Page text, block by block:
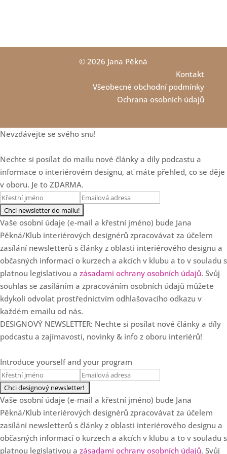
Pařízkovou
Jak navrhovat zodpovědně:
20:29
tajná zbraň pro úspěch v roce
Loading...
cenotvorbě designéra
Loading...
3 chyby v cenotvorbě
interiérových designérů
Loading...
SPECIÁL: Klub slaví 7.
narozeniny!
Loading...
36:57
Od květinových dekorací k
luxusním projektům s Danielou
35:37
5 zásadních důvodů, proč
Loading...
28:22
Ale co když se to okouká?
Aneb proč Češi nejsou v
interiérech odvážní a co s tím
dělat.
Loading...
Když se s klientem
neshodnete: Přistoupit na
18:00
© 2026 Jana Pěkná
Kontakt
Všeobecné obchodní podmínky
Ochrana osobních údajů
Nevzdávejte se svého snu!
Nechte si posílat do mailu nové články a díly podcastu a
informace o interiérovém designu, ať máte přehled, co se děje
v oboru. Je to ZDARMA.
Vaše osobní údaje (e-mail a křestní jméno) bude Jana
Pěkná/Klub interiérových designérů zpracovávat za účelem
zasílání newsletterů s články z oblasti interiérového designu a
občasných informací o kurzech a akcích v klubu a to v souladu s
platnou legislativou a zásadami ochrany osobních údajů. Svůj
souhlas se zasíláním a zpracováním osobních údajů můžete
kdykoli odvolat prostřednictvím odhlašovacího odkazu v
každém emailu od nás.
DESIGNOVÝ NEWSLETTER: Nechte si posílat nové články a díly
podcastu a zajímavosti, novinky & info z oboru interiérů!
Introduce yourself and your program
Vaše osobní údaje (e-mail a křestní jméno) bude Jana
Pěkná/Klub interiérových designérů zpracovávat za účelem
zasílání newsletterů s články z oblasti interiérového designu a
občasných informací o kurzech a akcích v klubu a to v souladu s
platnou legislativou a zásadami ochrany osobních údajů. Svůj